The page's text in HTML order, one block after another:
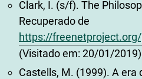
Clark, I. (s/f). The
Recuperado de
https://
(Visitado em: 20/01/
Castells, M. (1999). A era